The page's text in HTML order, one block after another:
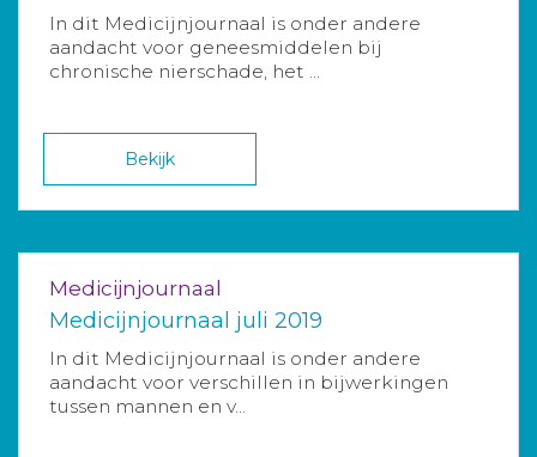
In dit Medicijnjournaal is onder andere
aandacht voor geneesmiddelen bij
chronische nierschade, het ...
Bekijk
Medicijnjournaal
Medicijnjournaal juli 2019
In dit Medicijnjournaal is onder andere
aandacht voor verschillen in bijwerkingen
tussen mannen en v...